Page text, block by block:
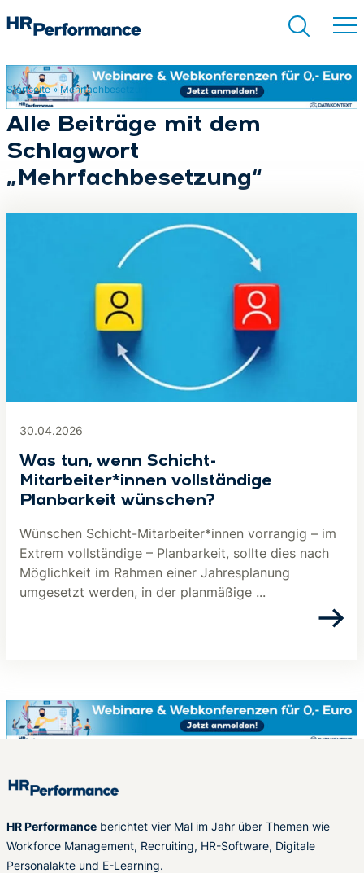
Suchen
Startseite» Mehrfachbesetzung
Alle Beiträge mit dem
Schlagwort
„Mehrfachbesetzung“
30.04.2026
Was tun, wenn Schicht-
Mitarbeiter*innen vollständige
Planbarkeit wünschen?
Wünschen Schicht-Mitarbeiter*innen vorrangig – im
Extrem vollständige – Planbarkeit, sollte dies nach
Möglichkeit im Rahmen einer Jahresplanung
umgesetzt werden, in der planmäßige ...
HR Performance berichtet vier Mal im Jahr über Themen wie
Workforce Management, Recruiting, HR-Software, Digitale
Personalakte und E-Learning.